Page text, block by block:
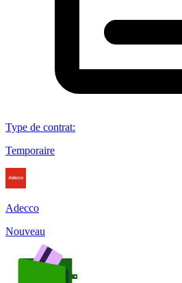
Type de contrat:
Temporaire
Adecco
Nouveau